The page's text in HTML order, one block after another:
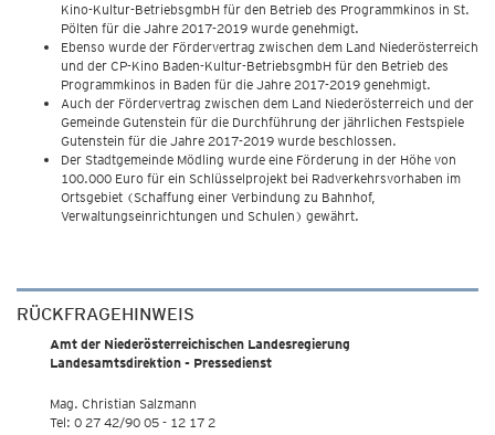
Kino-Kultur-BetriebsgmbH für den Betrieb des Programmkinos in St.
Pölten für die Jahre 2017-2019 wurde genehmigt.
Ebenso wurde der Fördervertrag zwischen dem Land Niederösterreich
und der CP-Kino Baden-Kultur-BetriebsgmbH für den Betrieb des
Programmkinos in Baden für die Jahre 2017-2019 genehmigt.
Auch der Fördervertrag zwischen dem Land Niederösterreich und der
Gemeinde Gutenstein für die Durchführung der jährlichen Festspiele
Gutenstein für die Jahre 2017-2019 wurde beschlossen.
Der Stadtgemeinde Mödling wurde eine Förderung in der Höhe von
100.000 Euro für ein Schlüsselprojekt bei Radverkehrsvorhaben im
Ortsgebiet (Schaffung einer Verbindung zu Bahnhof,
Verwaltungseinrichtungen und Schulen) gewährt.
RÜCKFRAGEHINWEIS
Amt der Niederösterreichischen Landesregierung
Landesamtsdirektion - Pressedienst
Mag. Christian Salzmann
Tel: 0 27 42/90 05 - 12 17 2